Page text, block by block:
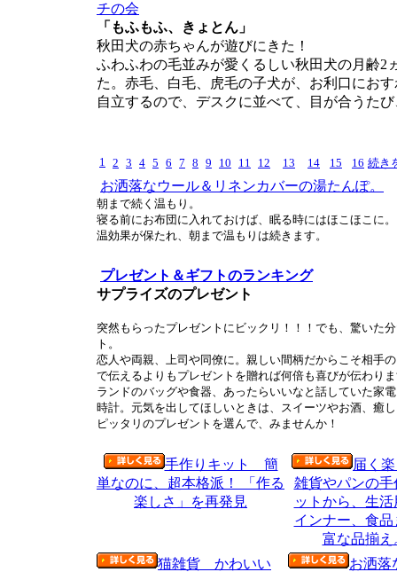
チの会
「もふもふ、きょとん」
秋田犬の赤ちゃんが遊びにきた！
ふわふわの毛並みが愛くるしい秋田犬の月齢2
た。赤毛、白毛、虎毛の子犬が、お利口にお
自立するので、デスクに並べて、目が合うた
1 2 3 4 5 6 7 8 9 10 11 12 13 14 15 16 続き
お洒落なウール＆リネンカバーの湯たんぽ。
朝まで続く温もり。
寝る前にお布団に入れておけば、眠る時にはほこほこに
温効果が保たれ、朝まで温もりは続きます。
プレゼント＆ギフトのランキング
サプライズのプレゼント
突然もらったプレゼントにビックリ！！！でも、驚いた
ト。
恋人や両親、上司や同僚に。親しい間柄だからこそ相手
で伝えるよりもプレゼントを贈れば何倍も喜びが伝わり
ランドのバッグや食器、あったらいいなと話していた家
時計。元気を出してほしいときは、スイーツやお酒、癒
ピッタリのプレゼントを選んで、みませんか！
手作りキット 簡
単なのに、超本格派！ 「作る
楽しさ」を再発見
届く
雑貨やパンの手
ットから、生活
インナー、食品
富な品揃え
猫雑貨 かわいい
お洒落